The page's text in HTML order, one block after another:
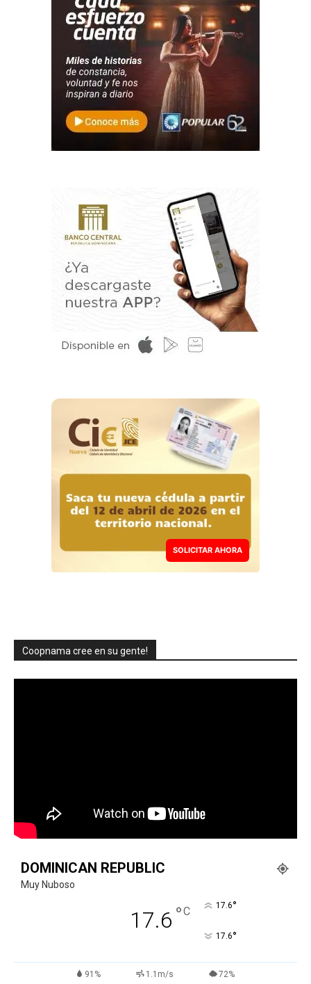
SOLICITAR AHORA
Coopnama cree en su gente!
DOMINICAN REPUBLIC
Muy Nuboso
17.6 °C 17.6°
17.6°
91% 1.1m/s 72%